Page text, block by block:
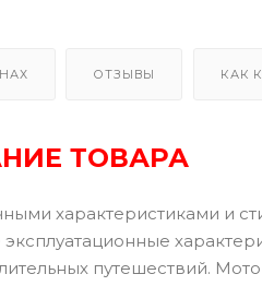
ОТЗЫВЫ КАК
ТОВАРА
характеристиками и
путешествий.